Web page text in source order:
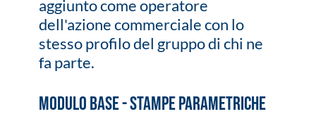
aggiunto come operatore
dell'azione commerciale con lo
stesso profilo del gruppo di chi ne
fa parte.
Modulo Base - Stampe Parametriche